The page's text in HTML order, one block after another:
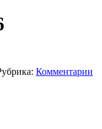
Комментарии